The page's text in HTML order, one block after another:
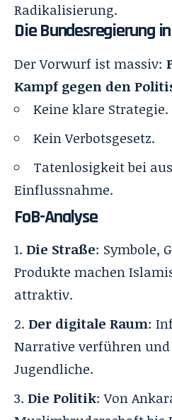
Radikalisierung.
Die Bundesregierung
Der Vorwurf ist massiv:
Kampf gegen den
Keine klare Strategie.
Kein Verbotsgesetz.
Tatenlosigkeit bei
Einflussnahme.
FoB-Analyse
Die Straße: Symbole,
Produkte machen
attraktiv.
Der digitale Raum:
Narrative verführen
Jugendliche.
Die Politik: Von